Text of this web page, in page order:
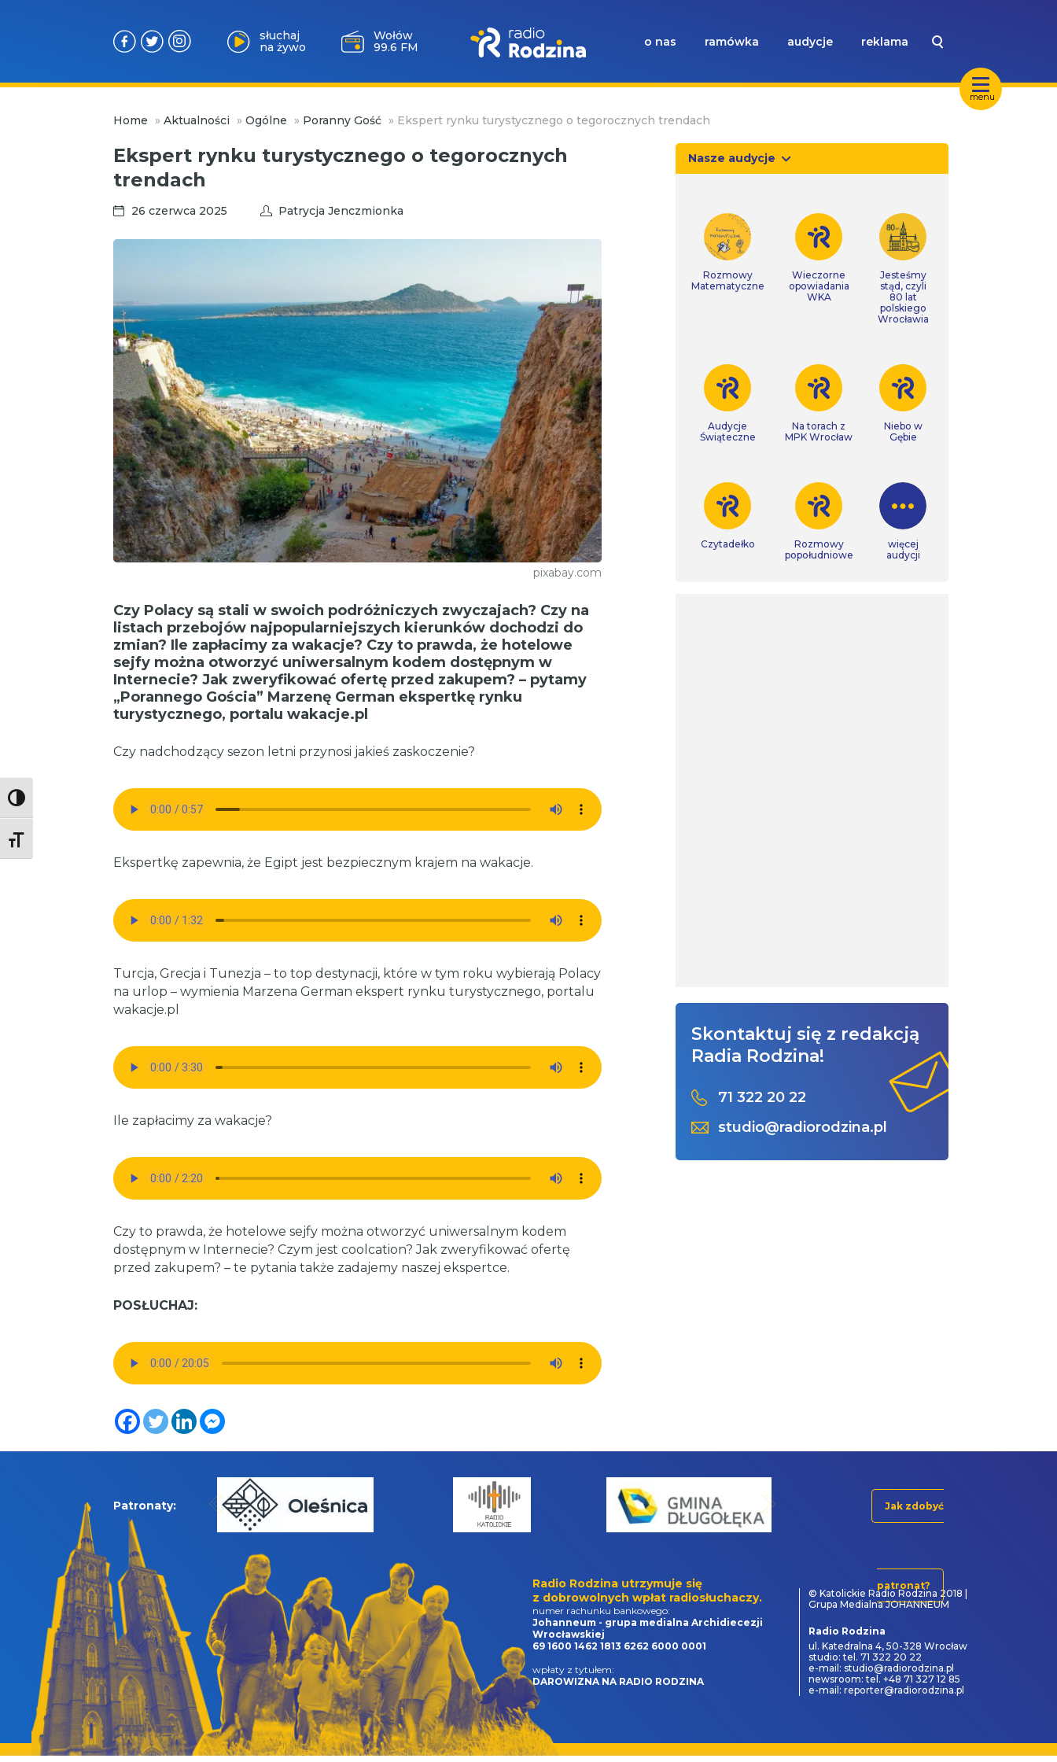
Toggle High Contrast
Toggle Font size
menu
słuchaj
na żywo
Wołów
99.6 FM
o nas ramówka audycje reklama
Home » Aktualności » Ogólne » Poranny Gość » Ekspert rynku turystycznego o tegorocznych trendach
Ekspert rynku turystycznego o tegorocznych
trendach
26 czerwca 2025 Patrycja Jenczmionka
pixabay.com
Czy Polacy są stali w swoich podróżniczych zwyczajach? Czy na
listach przebojów najpopularniejszych kierunków dochodzi do
zmian? Ile zapłacimy za wakacje? Czy to prawda, że hotelowe
sejfy można otworzyć uniwersalnym kodem dostępnym w
Internecie? Jak zweryfikować ofertę przed zakupem? – pytamy
„Porannego Gościa” Marzenę German ekspertkę rynku
turystycznego, portalu wakacje.pl
Czy nadchodzący sezon letni przynosi jakieś zaskoczenie?
Ekspertkę zapewnia, że Egipt jest bezpiecznym krajem na wakacje.
Turcja, Grecja i Tunezja – to top destynacji, które w tym roku wybierają Polacy
na urlop – wymienia Marzena German ekspert rynku turystycznego, portalu
wakacje.pl
Ile zapłacimy za wakacje?
Czy to prawda, że hotelowe sejfy można otworzyć uniwersalnym kodem
dostępnym w Internecie? Czym jest coolcation? Jak zweryfikować ofertę
przed zakupem? – te pytania także zadajemy naszej ekspertce.
POSŁUCHAJ:
Nasze audycje
Rozmowy
Matematyczne
Wieczorne
opowiadania
WKA
Jesteśmy
stąd, czyli
80 lat
polskiego
Wrocławia
Audycje
Świąteczne
Na torach z
MPK Wrocław
Niebo w
Gębie
Czytadełko
Rozmowy
popołudniowe
więcej
audycji
Skontaktuj się z redakcją
Radia Rodzina!
71 322 20 22
studio@radiorodzina.pl
Patronaty: Jak zdobyć
patronat?
Radio Rodzina utrzymuje się
z dobrowolnych wpłat radiosłuchaczy.
numer rachunku bankowego:
Johanneum - grupa medialna Archidiecezji
Wrocławskiej
69 1600 1462 1813 6262 6000 0001
wpłaty z tytułem:
DAROWIZNA NA RADIO RODZINA
© Katolickie Radio Rodzina 2018 |
Grupa Medialna JOHANNEUM
Radio Rodzina
ul. Katedralna 4, 50-328 Wrocław
studio: tel. 71 322 20 22
e-mail: studio@radiorodzina.pl
newsroom: tel. +48 71 327 12 85
e-mail: reporter@radiorodzina.pl